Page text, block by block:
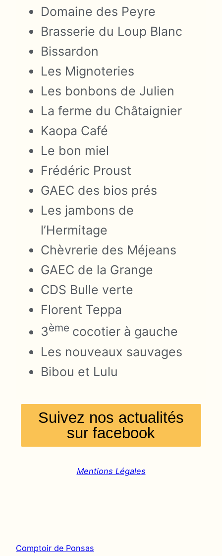
Domaine des Peyre
Brasserie du Loup Blanc
Bissardon
Les Mignoteries
Les bonbons de Julien
La ferme du Châtaignier
Kaopa Café
Le bon miel
Frédéric Proust
GAEC des bios prés
Les jambons de
l’Hermitage
Chèvrerie des Méjeans
GAEC de la Grange
CDS Bulle verte
Florent Teppa
3ème cocotier à gauche
Les nouveaux sauvages
Bibou et Lulu
Suivez nos actualités
sur facebook
Mentions Légales
Comptoir de Ponsas